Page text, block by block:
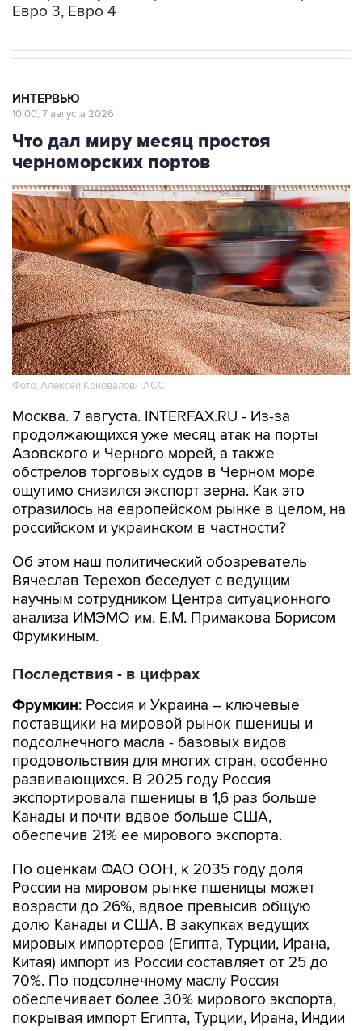
Евро 3, Евро 4
ИНТЕРВЬЮ
10:00, 7 августа 2026
Что дал миру месяц простоя
черноморских портов
Фото: Алексей Коновалов/ТАСС
Москва. 7 августа. INTERFAX.RU - Из-за
продолжающихся уже месяц атак на порты
Азовского и Черного морей, а также
обстрелов торговых судов в Черном море
ощутимо снизился экспорт зерна. Как это
отразилось на европейском рынке в целом, на
российском и украинском в частности?
Об этом наш политический обозреватель
Вячеслав Терехов беседует с ведущим
научным сотрудником Центра ситуационного
анализа ИМЭМО им. Е.М. Примакова Борисом
Фрумкиным.
Последствия - в цифрах
Фрумкин: Россия и Украина – ключевые
поставщики на мировой рынок пшеницы и
подсолнечного масла - базовых видов
продовольствия для многих стран, особенно
развивающихся. В 2025 году Россия
экспортировала пшеницы в 1,6 раз больше
Канады и почти вдвое больше США,
обеспечив 21% ее мирового экспорта.
По оценкам ФАО ООН, к 2035 году доля
России на мировом рынке пшеницы может
возрасти до 26%, вдвое превысив общую
долю Канады и США. В закупках ведущих
мировых импортеров (Египта, Турции, Ирана,
Китая) импорт из России составляет от 25 до
70%. По подсолнечному маслу Россия
обеспечивает более 30% мирового экспорта,
покрывая импорт Египта, Турции, Ирана, Индии